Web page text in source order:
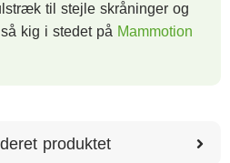
til stejle skråninger og
kig i stedet på Mammotion
produktet